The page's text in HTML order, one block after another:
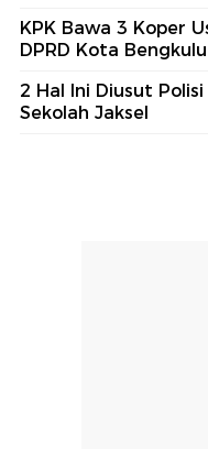
KPK Bawa 3 Koper
DPRD Kota Bengkulu
2 Hal Ini Diusut
Sekolah Jaksel